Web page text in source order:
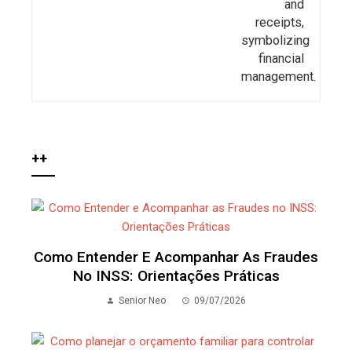
++
Como Entender E Acompanhar As Fraudes
No INSS: Orientações Práticas
Senior Neo 09/07/2026